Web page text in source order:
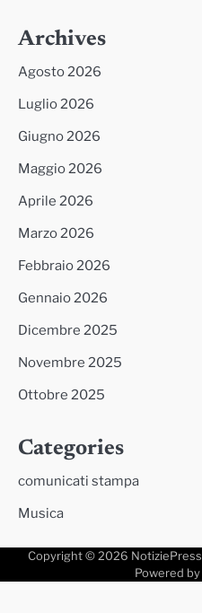
Archives
Agosto 2026
Luglio 2026
Giugno 2026
Maggio 2026
Aprile 2026
Marzo 2026
Febbraio 2026
Gennaio 2026
Dicembre 2025
Novembre 2025
Ottobre 2025
Categories
comunicati stampa
Musica
Copyright © 2026 NotiziePress
Powered by